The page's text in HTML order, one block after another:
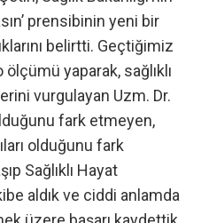
prensibinin yeni bir
belirtti. Geçtiğimiz
yaparak, sağlıklı
vurgulayan Uzm. Dr.
fark etmeyen,
olduğunu fark
Sağlıklı Hayat
aldık ve ciddi anlamda